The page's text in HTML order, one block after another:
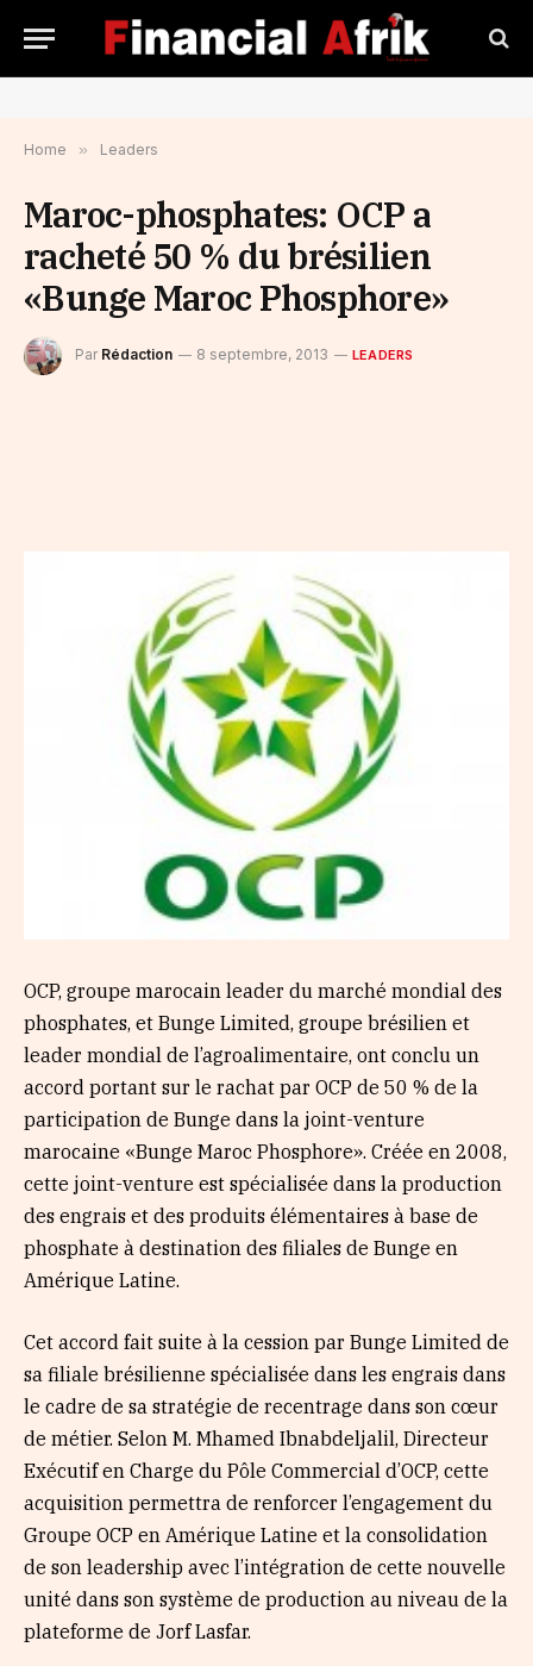
Home » Leaders
Maroc-phosphates: OCP a
racheté 50 % du brésilien
«Bunge Maroc Phosphore»
Par Rédaction 8 septembre, 2013 LEADERS
OCP, groupe marocain leader du marché mondial des
phosphates, et Bunge Limited, groupe brésilien et
leader mondial de l’agroalimentaire, ont conclu un
accord portant sur le rachat par OCP de 50 % de la
participation de Bunge dans la joint-venture
marocaine «Bunge Maroc Phosphore». Créée en 2008,
cette joint-venture est spécialisée dans la production
des engrais et des produits élémentaires à base de
phosphate à destination des filiales de Bunge en
Amérique Latine.
Cet accord fait suite à la cession par Bunge Limited de
sa filiale brésilienne spécialisée dans les engrais dans
le cadre de sa stratégie de recentrage dans son cœur
de métier. Selon M. Mhamed Ibnabdeljalil, Directeur
Exécutif en Charge du Pôle Commercial d’OCP, cette
acquisition permettra de renforcer l’engagement du
Groupe OCP en Amérique Latine et la consolidation
de son leadership avec l’intégration de cette nouvelle
unité dans son système de production au niveau de la
plateforme de Jorf Lasfar.